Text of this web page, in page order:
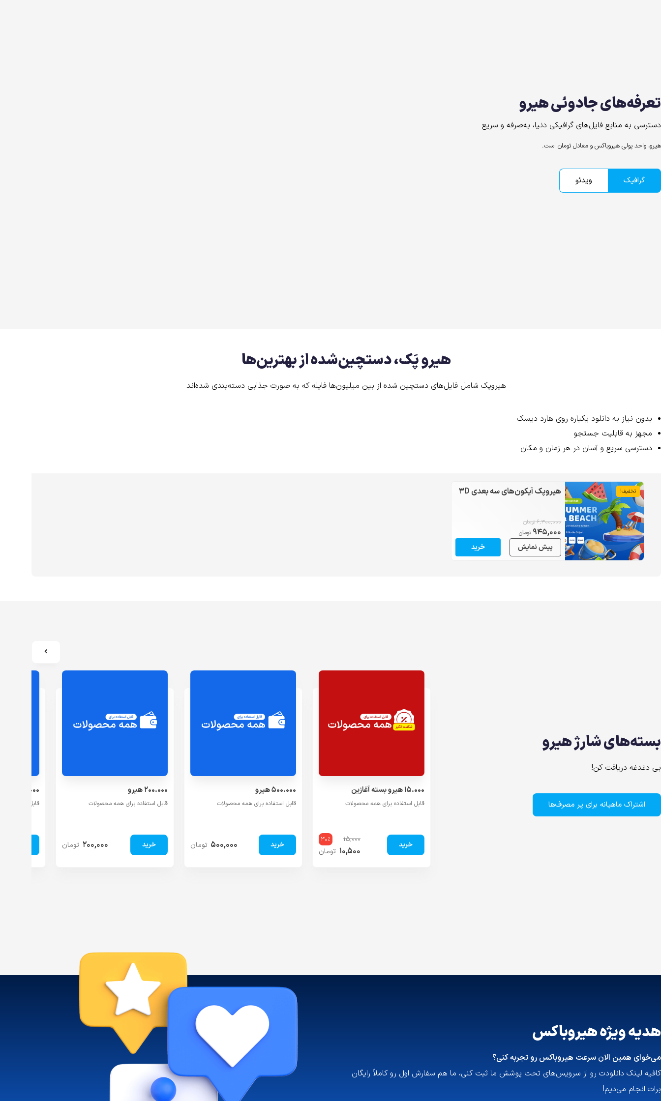
تعرفه‌های جادوئی هیرو
دسترسی به منابع فایل‌های گرافیکی دنیا، به‌صرفه و سریع
هیرو، واحد پولی هیروباکس و معادل تومان است.
گرافیک ویدئو
هیرو پَک، دستچین‌شده از بهترین‌ها
هیروپک‌ شامل فایل‌های دستچین شده از بین میلیون‌ها فایله که به صورت جذابی دسته‌بندی شده‌اند
بدون نیاز به دانلود یکباره روی هارد دیسک
مجهز به قابلیت جستجو
دسترسی سریع و آسان در هر زمان و مکان
تخفیف! هیروپک آیکون‌های سه بعدی 3D
۶,۳۰۰,۰۰۰تومان
۹۴۵,۰۰۰ تومان
پیش نمایش خرید
بسته‌های شارژ هیرو
بی دغدغه دریافت کن!
اشتراک ماهیانه برای پر مصرف‌ها
۱۵.۰۰۰ هیرو بسته آغازین
قابل استفاده برای همه محصولات
۱۵,۰۰۰ ۳۰%
۱۰,۵۰۰ تومان
۵۰۰.۰۰۰ هیرو
قابل استفاده برای همه محصولات
۵۰۰,۰۰۰ تومان
۲۰۰.۰۰۰ هیرو
قابل استفاده برای همه محصولات
۲۰۰,۰۰۰ تومان
۱۰۰.۰۰۰ هیرو
قابل استفاده
هدیه ویژه هیروباکس
می‌خوای همین الان سرعت هیروباکس رو تجربه کنی؟
کافیه لینک دانلودت رو از سرویس‌های تحت پوشش ما ثبت کنی، ما هم سفارش اول رو کاملاً رایگان
برات انجام می‌دیم!